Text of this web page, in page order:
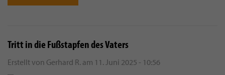
Tritt in die Fußstapfen des Vaters
Erstellt von Gerhard R. am 11. Juni 2025 - 10:56